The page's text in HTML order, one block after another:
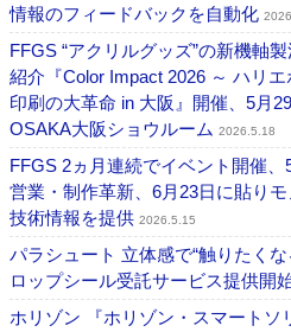
情報のフィードバックを自動化
FFGS “アクリルグッズ”の新機軸
紹介『Color Impact 2026 ～ ハリ
印刷の大革命 in 大阪』開催、5月
OSAKA大阪ショウルーム 2026.5.18
FFGS 2ヵ月連続でイベント開催
営業・制作革新、6月23日に貼り
技術情報を提供 2026.5.15
パラシュート ⽴体感で“触りたく
ロップシール受託サービス提供開
ホリゾン 『ホリゾン・スマートソ